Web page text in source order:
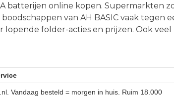
batterijen online kopen. Supermarkten
van AH BASIC vaak tegen
lopende folder-acties en prijzen. Ook veel
Vandaag besteld = morgen in huis. Ruim 18.000